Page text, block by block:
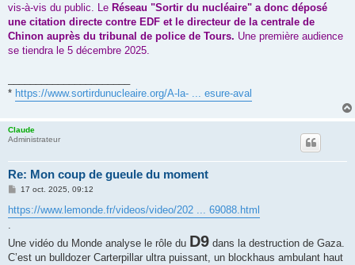
vis-à-vis du public. Le Réseau "Sortir du nucléaire" a donc déposé
une citation directe contre EDF et le directeur de la centrale de
Chinon auprès du tribunal de police de Tours. Une première audience
se tiendra le 5 décembre 2025.
* https://www.sortirdunucleaire.org/A-la- ... esure-aval
Claude
Administrateur
Re: Mon coup de gueule du moment
M
s
s
e
17 oct. 2025, 09:12
https://www.lemonde.fr/videos/video/202 ... 69088.html
.
Une vidéo du Monde analyse le rôle du D9 dans la destruction de Gaza.
C’est un bulldozer Carterpillar ultra puissant, un blockhaus ambulant haut